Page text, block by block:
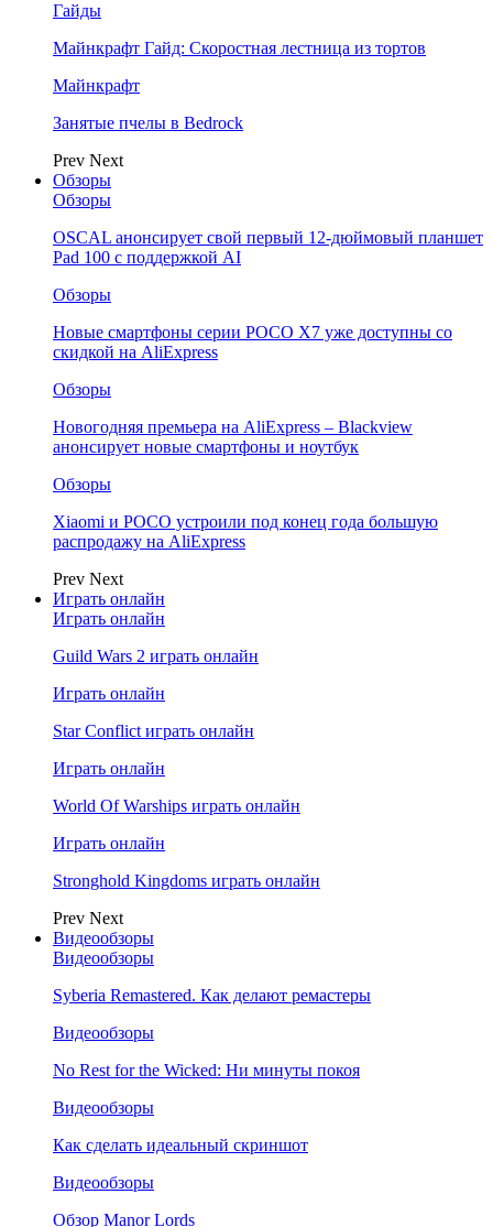
Гайды
Майнкрафт Гайд: Скоростная лестница из тортов
Майнкрафт
Занятые пчелы в Bedrock
Prev Next
Обзоры
Обзоры
OSCAL анонсирует свой первый 12-дюймовый планшет
Pad 100 с поддержкой AI
Обзоры
Новые смартфоны серии POCO X7 уже доступны со
скидкой на AliExpress
Обзоры
Новогодняя премьера на AliExpress – Blackview
анонсирует новые смартфоны и ноутбук
Обзоры
Xiaomi и POCO устроили под конец года большую
распродажу на AliExpress
Prev Next
Играть онлайн
Играть онлайн
Guild Wars 2 играть онлайн
Играть онлайн
Star Conflict играть онлайн
Играть онлайн
World Of Warships играть онлайн
Играть онлайн
Stronghold Kingdoms играть онлайн
Prev Next
Видеообзоры
Видеообзоры
Syberia Remastered. Как делают ремастеры
Видеообзоры
No Rest for the Wicked: Ни минуты покоя
Видеообзоры
Как сделать идеальный скриншот
Видеообзоры
Обзор Manor Lords